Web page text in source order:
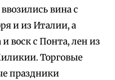
ввозились вина с
и из Италии, а
воск с Понта, лен из
Торговые
праздники